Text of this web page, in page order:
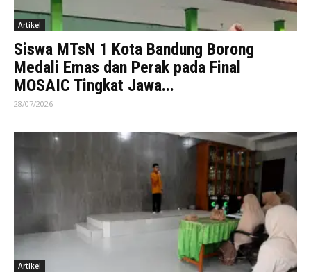
Artikel
Siswa MTsN 1 Kota Bandung Borong
Medali Emas dan Perak pada Final
MOSAIC Tingkat Jawa...
28/07/2026
Artikel